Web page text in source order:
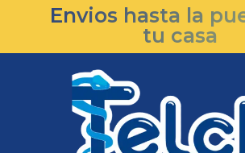
Envios hasta la
tu casa